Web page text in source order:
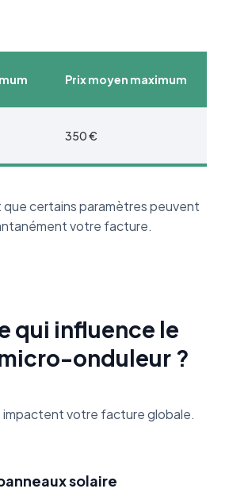
Prix moyen maximum
350 €
certains paramètres peuvent
votre facture.
qui influence le
onduleur ?
impactent votre facture globale.
solaire